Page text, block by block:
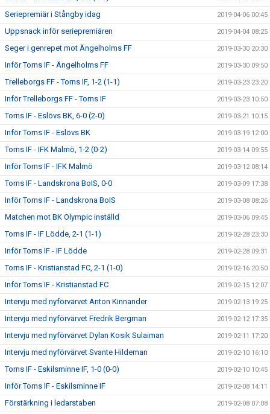
Seriepremiär i Stångby idag 2019-04-06 00:45
Uppsnack inför seriepremiären 2019-04-04 08:25
Seger i genrepet mot Ängelholms FF 2019-03-30 20:30
Inför Torns IF - Ängelholms FF 2019-03-30 09:50
Trelleborgs FF - Torns IF, 1-2 (1-1) 2019-03-23 23:20
Inför Trelleborgs FF - Torns IF 2019-03-23 10:50
Torns IF - Eslövs BK, 6-0 (2-0) 2019-03-21 10:15
Inför Torns IF - Eslövs BK 2019-03-19 12:00
Torns IF - IFK Malmö, 1-2 (0-2) 2019-03-14 09:55
Inför Torns IF - IFK Malmö 2019-03-12 08:14
Torns IF - Landskrona BoIS, 0-0 2019-03-09 17:38
Inför Torns IF - Landskrona BoIS 2019-03-08 08:26
Matchen mot BK Olympic inställd 2019-03-06 09:45
Torns IF - IF Lödde, 2-1 (1-1) 2019-02-28 23:30
Inför Torns IF - IF Lödde 2019-02-28 09:31
Torns IF - Kristianstad FC, 2-1 (1-0) 2019-02-16 20:50
Inför Torns IF - Kristianstad FC 2019-02-15 12:07
Intervju med nyförvärvet Anton Kinnander 2019-02-13 19:25
Intervju med nyförvärvet Fredrik Bergman 2019-02-12 17:35
Intervju med nyförvärvet Dylan Kosik Sulaiman 2019-02-11 17:20
Intervju med nyförvärvet Svante Hildeman 2019-02-10 16:10
Torns IF - Eskilsminne IF, 1-0 (0-0) 2019-02-10 10:45
Inför Torns IF - Eskilsminne IF 2019-02-08 14:11
Förstärkning i ledarstaben 2019-02-08 07:08